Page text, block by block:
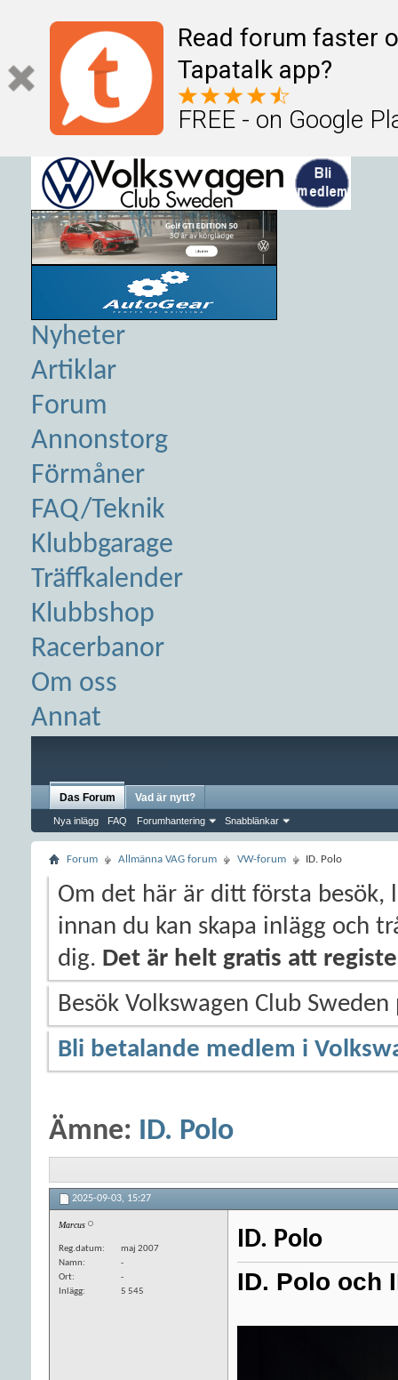
Read forum faster
Tapatalk app?
FREE - on Google
Nyheter
Artiklar
Forum
Annonstorg
Förmåner
FAQ/Teknik
Klubbgarage
Träffkalender
Klubbshop
Racerbanor
Om oss
Annat
Das Forum
Nya inlägg FAQ Forumhantering Snabblänkar
Vad är nytt?
Forum Allmänna VAG forum VW-forum ID. Polo
Om det här är ditt första besök,
innan du kan skapa inlägg och
dig. Det är helt gratis att
Besök Volkswagen Club
Bli betalande medlem i
Ämne: ID. Polo
2025-09-03, 15:27
Marcus
Reg.datum
maj 2007
Namn
-
Ort
-
Inlägg
5 545
ID. Polo
ID. Polo och